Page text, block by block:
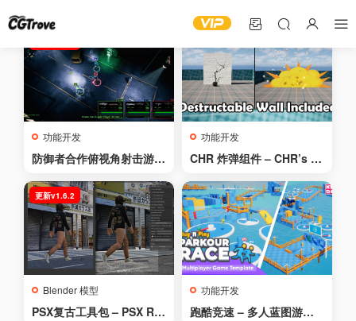
功能开发
防御者合作俯视角射击游戏
p Top-Down Shooter V3
功能开发
CHR 炸弹组件 – CHR’s B
Blender 模型
PSX复古工具包 – PSX Ret
更新v1.6.2
功能开发
跑酷竞速 – 多人蓝图游戏